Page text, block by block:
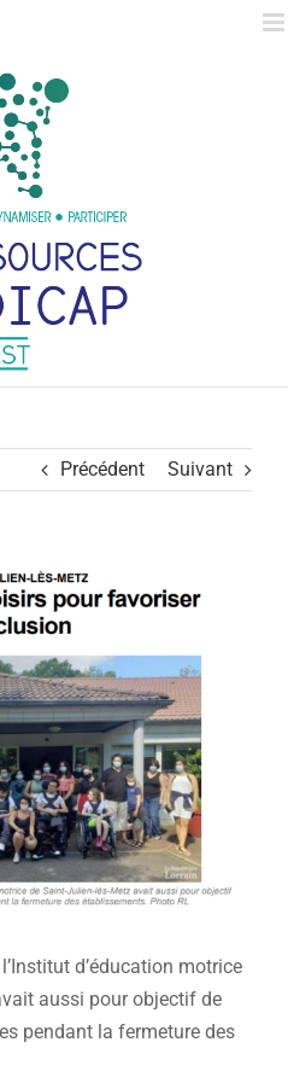
Précédent Suivant
d’éducation motrice
aussi pour objectif de
pendant la fermeture des